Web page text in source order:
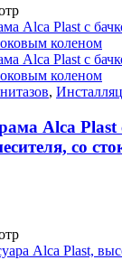
,
Alca Plast
со